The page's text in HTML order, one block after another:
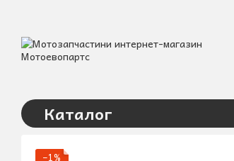
Каталог
−1%